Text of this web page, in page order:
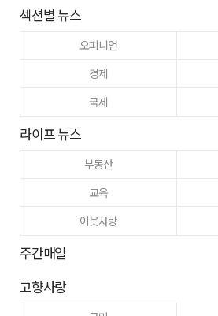
섹션별 뉴스
오피니언
경제
국제
라이프 뉴스
부동산
교육
이웃사랑
주간매일
고향사랑